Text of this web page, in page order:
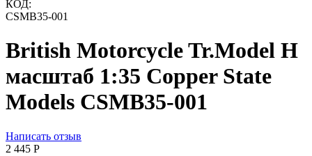
КОД:
CSMB35-001
British Motorcycle Tr.Model H
масштаб 1:35 Copper State
Models CSMB35-001
Написать отзыв
2 445 Р